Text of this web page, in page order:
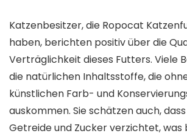
Katzenbesitzer, die Ropocat
haben, berichten positiv über die
Verträglichkeit dieses Futters. Viele
die natürlichen Inhaltsstoffe, die
künstlichen Farb- und
auskommen. Sie schätzen auch,
Getreide und Zucker verzichtet, was